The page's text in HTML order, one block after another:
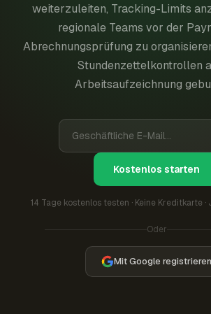
weiterzuleiten, Tracking-Limits
regionale Teams vor der
Abrechnungsprüfung zu
Stundenzettelkontrollen
Arbeitsaufzeichnung
Kostenlos starten
14 Tage kostenlos testen · Keine Kreditkarte
Oder
Mit Google registrieren